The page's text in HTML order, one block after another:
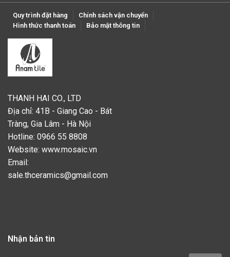
Quy trình đặt hàng
Chính sách vận chuyển
Hình thức thanh toán
Bảo mật thông tin
THANH HAI CO., LTD
Địa chỉ: 41B - Giang Cao - Bát
Tràng, Gia Lâm - Hà Nội
Hotline: 0966 55 8808
Website: www.mosaic.vn
Email:
sale.thceramics@gmail.com
Nhận bản tin